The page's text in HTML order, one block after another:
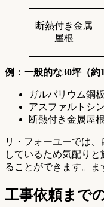
断熱付き金属
屋根
例：一般的な30坪（約
ガルバリウム鋼
アスファルトシ
断熱付き金属屋
リ・フォーユーでは
しているため気配り
ることができます。ま
工事依頼まで